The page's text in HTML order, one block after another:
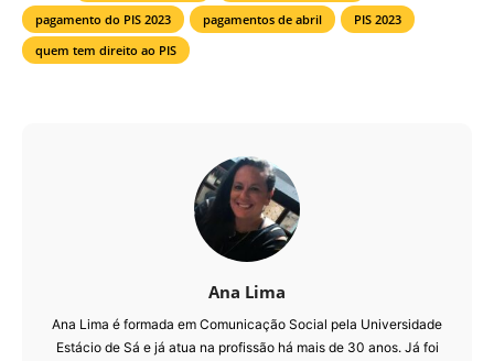
pagamento do PIS 2023
pagamentos de abril
PIS 2023
quem tem direito ao PIS
Ana Lima
Ana Lima é formada em Comunicação Social pela Universidade
Estácio de Sá e já atua na profissão há mais de 30 anos. Já foi